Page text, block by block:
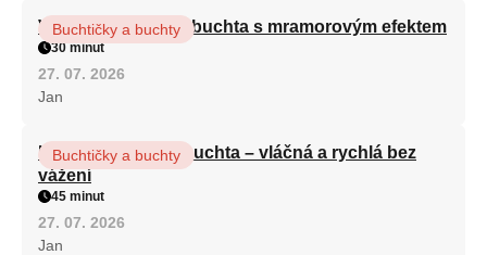
Vláčná olejová litá buchta s mramorovým efektem
Buchtičky a buchty
30 minut
27. 07. 2026
Jan
Hrnková maková buchta – vláčná a rychlá bez
vážení
Buchtičky a buchty
45 minut
27. 07. 2026
Jan